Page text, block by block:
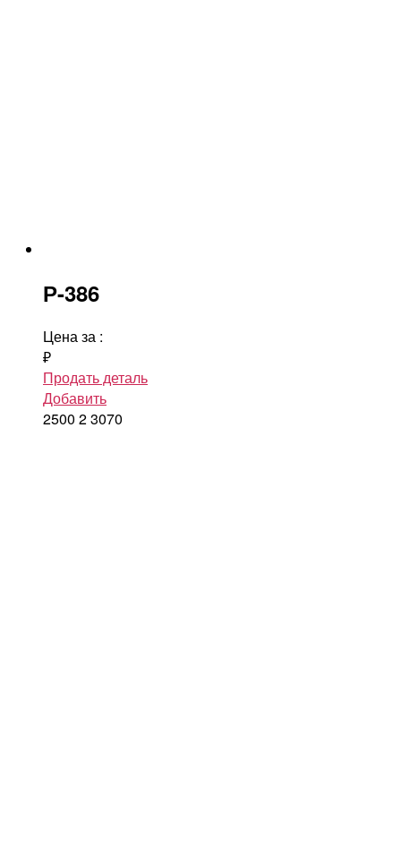
Р-386
Цена за :
₽
Продать деталь
Добавить
2500 23070